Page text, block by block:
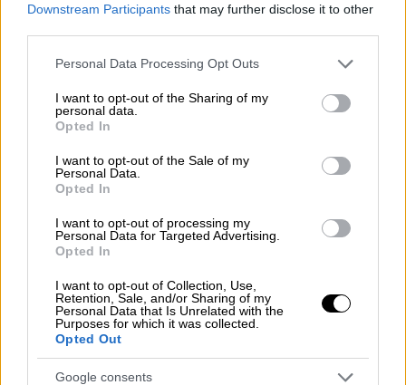
Downstream Participants that may further disclose it to other
Please note that this website/app uses one or more Google
not limited to your visit or usage behaviour. You may click to
grant or deny consent to Google and its third-party tags to
use your data for below specified purposes in below Google
consent section.
Personal Data Processing Opt Outs
I want to opt-out of the Sharing of my
personal data.
Opted In
I want to opt-out of the Sale of my
Personal Data.
Opted In
I want to opt-out of processing my
Personal Data for Targeted Advertising.
Opted In
I want to opt-out of Collection, Use,
Retention, Sale, and/or Sharing of my
Personal Data that Is Unrelated with the
Purposes for which it was collected.
Opted Out
Google consents
συχνά πως έχει τον πλήρη έλεγχο του
κράτους της Λατινικής Αμερικής, μετά την
αιματηρή αμερικανική στρατιωτική
αποτέλεσμα να συλληφθεί οΝικολάς
Μαδούρο.
Ο Αμερικανός πρόεδρος, που έχει πει
επανειλημμένα ότι θα ήθελε ο
γίνει η 51η πολιτεία» των ΗΠΑ, πλέον
στρέφει τις βλέψεις του στη Βενεζουέλα.